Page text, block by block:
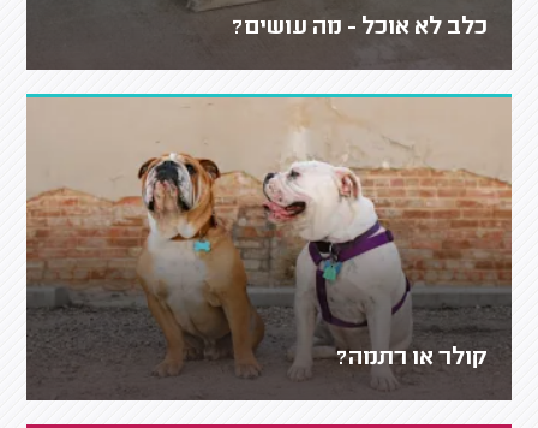
כלב לא אוכל - מה עושים?
קולר או רתמה?